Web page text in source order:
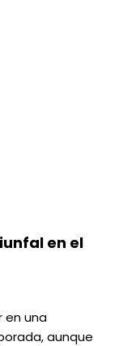
en el
en una
aunque